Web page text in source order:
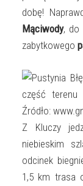
dobę!
Mąciwody, do
zabytkowego
Z Kluczy
niebieskim
odcinek
1,5 km trasa